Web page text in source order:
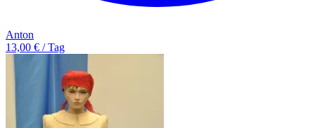
Anton
13,00 € / Tag